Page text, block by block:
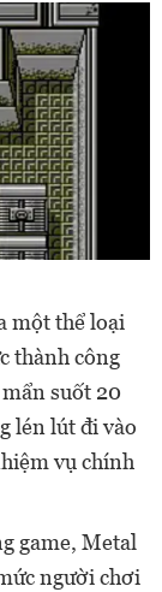
một thể loại
thành công
suốt 20
lén lút đi vào
vụ chính
game, Metal
người chơi